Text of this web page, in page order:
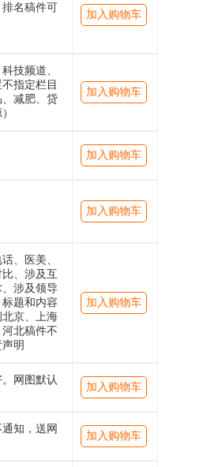
名稿件可
加入购物车
技频道、
指定栏目
、减肥、贷
加入购物车
加入购物车
加入购物车
、医美、
、涉及互
涉及领导
题和内容
京、上海
北稿件不
明
加入购物车
网图默认
加入购物车
知，送网
加入购物车